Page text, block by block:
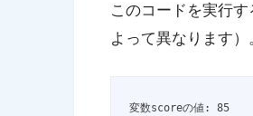
このコードを実行
よって異なります）
変数scoreの値: 85